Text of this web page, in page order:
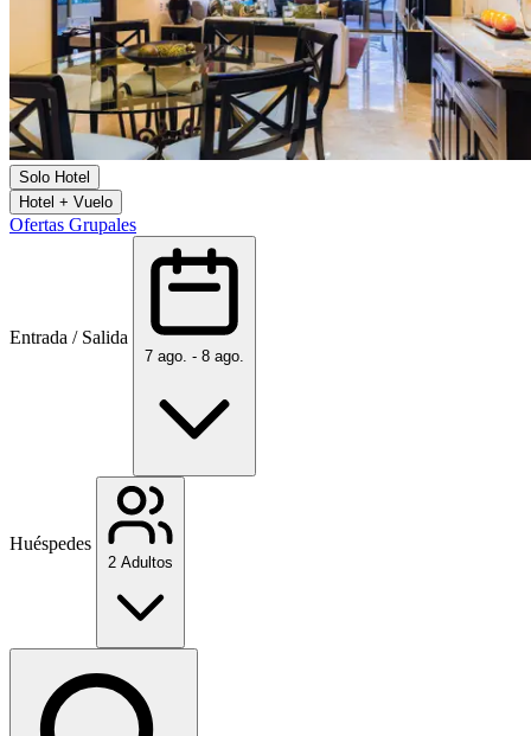
Solo Hotel
Hotel + Vuelo
Ofertas Grupales
Entrada / Salida
7 ago. - 8 ago.
Huéspedes
2 Adultos